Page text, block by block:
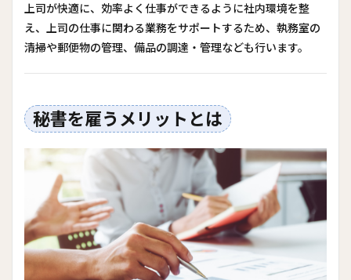
上司が快適に、効率よく仕事ができるように社内環境を整
え、上司の仕事に関わる業務をサポートするため、執務室の
清掃や郵便物の管理、備品の調達・管理なども行います。
秘書を雇うメリットとは